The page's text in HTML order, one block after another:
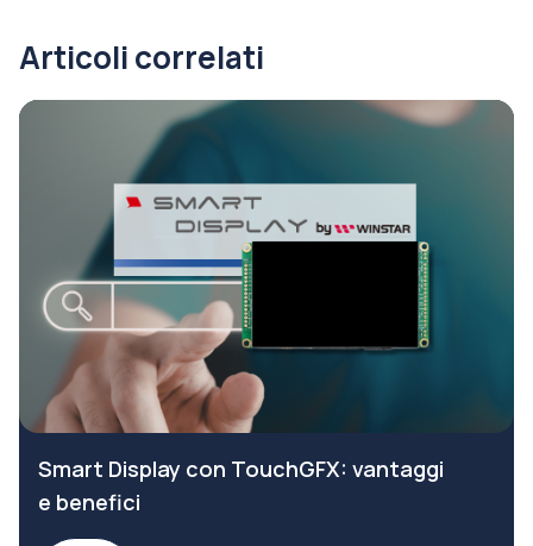
Articoli correlati
Smart Display con TouchGFX: vantaggi
e benefici